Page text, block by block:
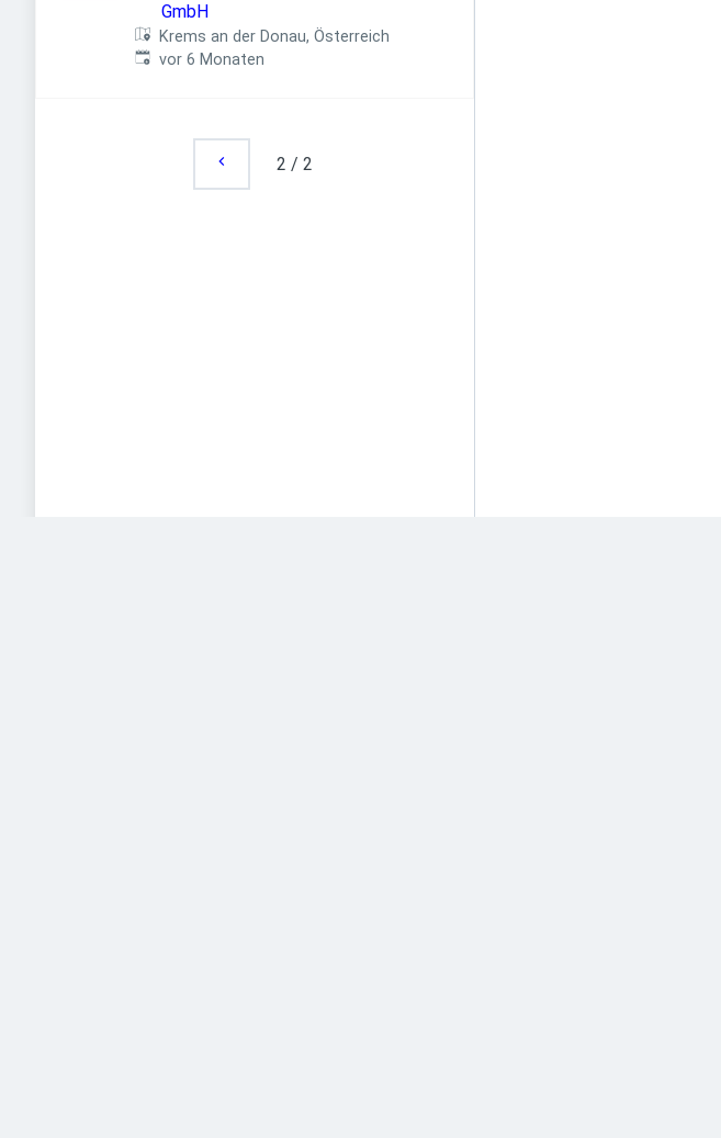
GmbH
Krems an der Donau, Österreich
Veröffentlicht:
vor 6 Monaten
2 / 2